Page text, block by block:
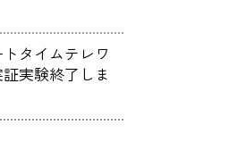
トタイムテレワ
実験終了しま